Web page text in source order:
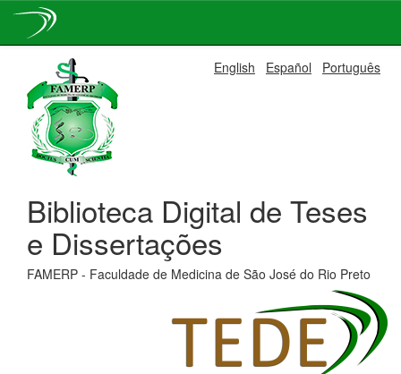
navigation
English Español Português
Biblioteca Digital de Teses
e Dissertações
FAMERP - Faculdade de Medicina de São José do Rio Preto